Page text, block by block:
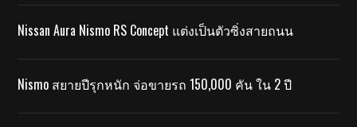
Nissan Aura Nismo RS Concept แต่งเป็นตัวซิ่งสายถนน
Nismo สยายปีรุกหนัก จ่อขายรถ 150,000 คัน ใน 2 ปี